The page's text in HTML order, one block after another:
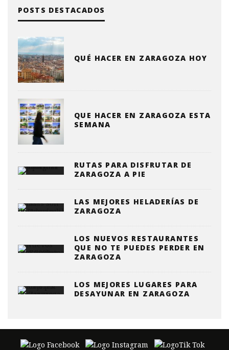
POSTS DESTACADOS
QUÉ HACER EN ZARAGOZA HOY
QUE HACER EN ZARAGOZA ESTA
SEMANA
RUTAS PARA DISFRUTAR DE
ZARAGOZA A PIE
LAS MEJORES HELADERÍAS DE
ZARAGOZA
LOS NUEVOS RESTAURANTES
QUE NO TE PUEDES PERDER EN
ZARAGOZA
LOS MEJORES LUGARES PARA
DESAYUNAR EN ZARAGOZA